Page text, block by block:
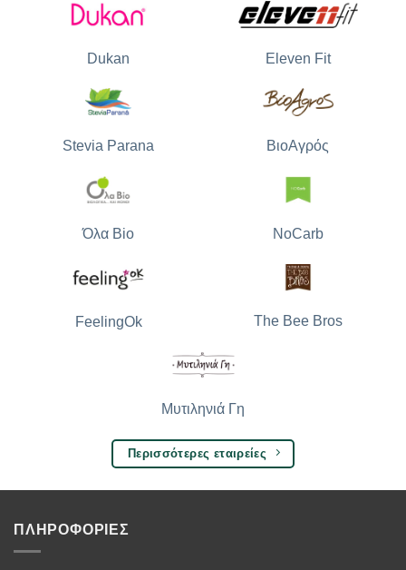
Dukan Eleven Fit
Stevia Parana ΒιοΑγρός
Όλα Bio NoCarb
FeelingOk The Bee Bros
Μυτιληνιά Γη
Περισσότερες εταιρείες
ΠΛΗΡΟΦΟΡΙΕΣ